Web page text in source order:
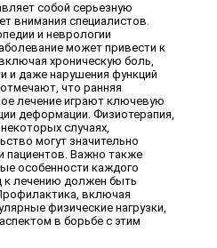
собой серьезную
внимания специалистов.
и неврологии
может привести к
хроническую боль,
и даже нарушения функций
что ранняя
лечение играют ключевую
деформации. Физиотерапия,
случаях,
могут значительно
пациентов. Важно также
особенности каждого
к лечению должен быть
включая
физические нагрузки,
в борьбе с этим